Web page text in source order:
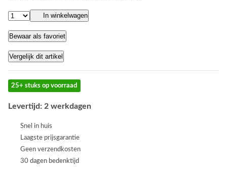
In winkelwagen
Bewaar als favoriet
Vergelijk dit artikel
25+ stuks op voorraad
Levertijd: 2 werkdagen
Snel in huis
Laagste prijsgarantie
Geen verzendkosten
30 dagen bedenktijd